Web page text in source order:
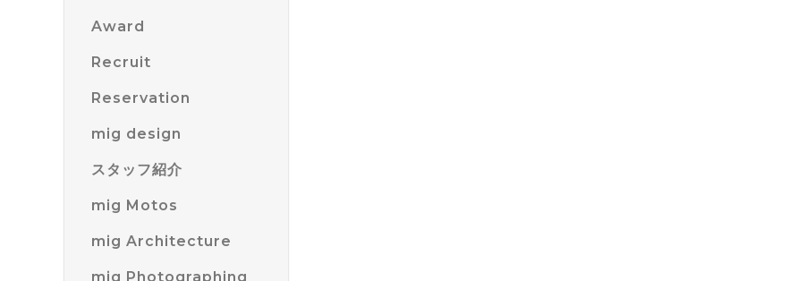
Award
Recruit
Reservation
mig design
スタッフ紹介
mig Motos
mig Architecture
mig Photographing